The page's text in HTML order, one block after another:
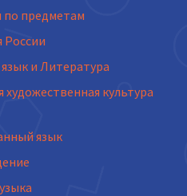
предметам
России
язык и Литература
художественная культура
язык